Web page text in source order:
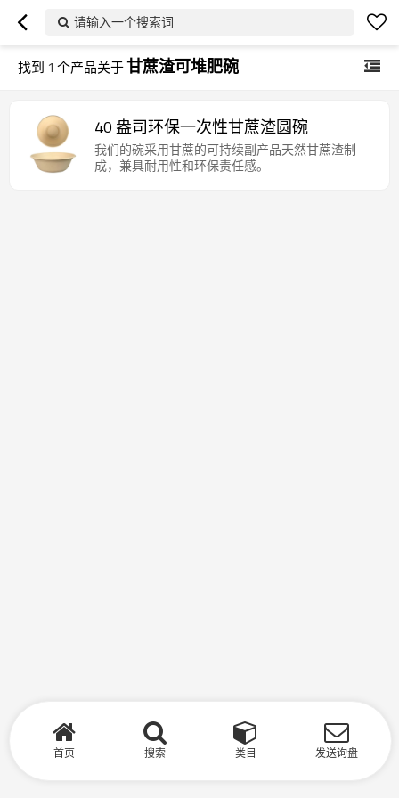
请输入一个搜索词
找到 1 个产品关于甘蔗渣可堆肥碗
40 盎司环保一次性甘蔗渣圆碗
我们的碗采用甘蔗的可持续副产品天然甘蔗渣制
成，兼具耐用性和环保责任感。
首页 搜索 类目 发送询盘